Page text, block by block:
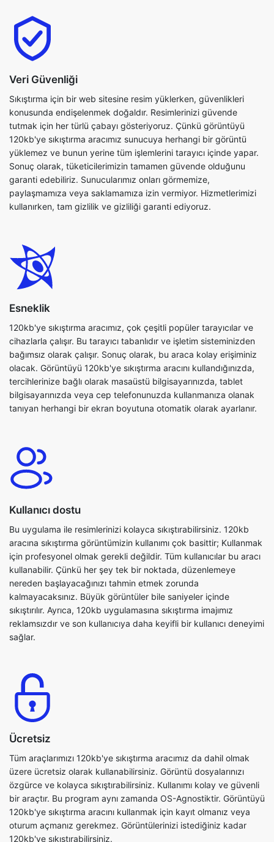
Veri Güvenliği
Sıkıştırma için bir web sitesine resim yüklerken, güvenlikleri
tutmak için her türlü çabayı gösteriyoruz. Çünkü görüntüyü
120kb'ye sıkıştırma aracımız sunucuya herhangi bir görüntü
yüklemez ve bunun yerine tüm işlemlerini tarayıcı içinde yapar.
Sonuç olarak, tüketicilerimizin tamamen güvende olduğunu
garanti edebiliriz. Sunucularımız onları görmemize,
paylaşmamıza veya saklamamıza izin vermiyor. Hizmetlerimizi
kullanırken, tam gizlilik ve gizliliği garanti ediyoruz.
Esneklik
120kb'ye sıkıştırma aracımız, çok çeşitli popüler tarayıcılar ve
bağımsız olarak çalışır. Sonuç olarak, bu araca kolay erişiminiz
olacak. Görüntüyü 120kb'ye sıkıştırma aracını kullandığınızda,
tercihlerinize bağlı olarak masaüstü bilgisayarınızda, tablet
bilgisayarınızda veya cep telefonunuzda kullanmanıza olanak
tanıyan herhangi bir ekran boyutuna otomatik olarak ayarlanır.
Kullanıcı dostu
Bu uygulama ile resimlerinizi kolayca sıkıştırabilirsiniz. 120kb
için profesyonel olmak gerekli değildir. Tüm kullanıcılar bu aracı
kullanabilir. Çünkü her şey tek bir noktada, düzenlemeye
nereden başlayacağınızı tahmin etmek zorunda
kalmayacaksınız. Büyük görüntüler bile saniyeler içinde
sıkıştırılır. Ayrıca, 120kb uygulamasına sıkıştırma imajımız
reklamsızdır ve son kullanıcıya daha keyifli bir kullanıcı deneyimi
sağlar.
Ücretsiz
Tüm araçlarımızı 120kb'ye sıkıştırma aracımız da dahil olmak
üzere ücretsiz olarak kullanabilirsiniz. Görüntü dosyalarınızı
özgürce ve kolayca sıkıştırabilirsiniz. Kullanımı kolay ve güvenli
bir araçtır. Bu program aynı zamanda OS-Agnostiktir. Görüntüyü
120kb'ye sıkıştırma aracını kullanmak için kayıt olmanız veya
oturum açmanız gerekmez. Görüntülerinizi istediğiniz kadar
120kb'ye sıkıştırabilirsiniz.